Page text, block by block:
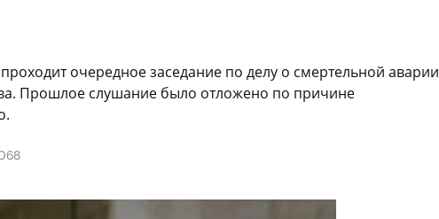
очередное заседание по делу о смертельной аварии
Прошлое слушание было отложено по причине